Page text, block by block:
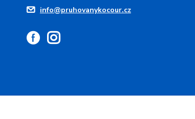
info@pruhovanykocour.cz